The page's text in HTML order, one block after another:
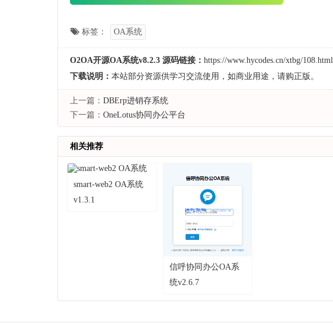
标签： OA系统
O2OA开源OA系统v8.2.3 源码链接： https://www.hycodes.cn/xtbg/108.html
下载说明： 本站部分资源供学习交流使用，如商业用途，请购正版。
上一篇： DBErp进销存系统
下一篇： OneLotus协同办公平台
相关推荐
smart-web2 OA系统
v1.3.1
信呼协同办公OA系
统v2.6.7